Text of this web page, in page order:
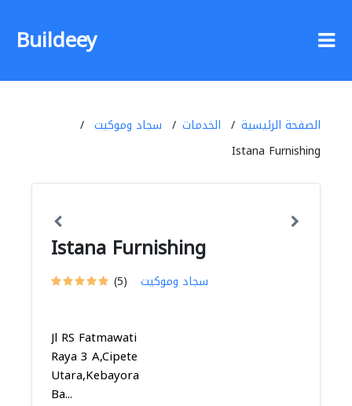
Buildeey
الصفحة الرئيسية الخدمات
سجاد وموكيت
Istana Furnishing
Istana Furnishing
(5) سجاد وموكيت
Jl RS Fatmawati
Raya 3 A,Cipete
Utara,Kebayoran
Ba...